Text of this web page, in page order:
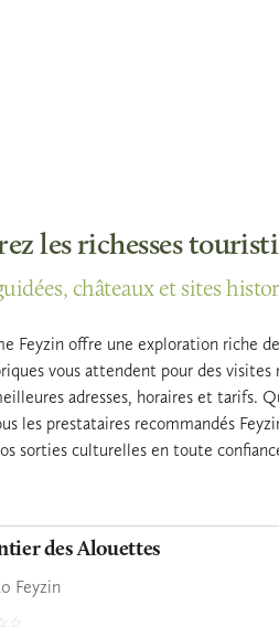
les richesses
châteaux et sites
Feyzin offre une exploration riche
vous attendent pour des visites
adresses, horaires et tarifs.
les prestataires recommandés
sorties culturelles en toute
des Alouettes
Feyzin